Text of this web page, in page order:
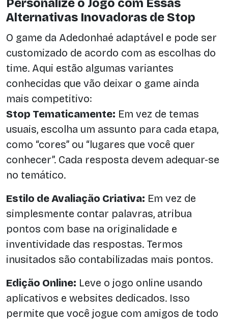
Personalize o Jogo com Essas
Alternativas Inovadoras de Stop
O game da Adedonhaé adaptável e pode ser
customizado de acordo com as escolhas do
time. Aqui estão algumas variantes
conhecidas que vão deixar o game ainda
mais competitivo:
Stop Tematicamente: Em vez de temas
usuais, escolha um assunto para cada etapa,
como “cores” ou “lugares que você quer
conhecer”. Cada resposta devem adequar-se
no temático.
Estilo de Avaliação Criativa: Em vez de
simplesmente contar palavras, atribua
pontos com base na originalidade e
inventividade das respostas. Termos
inusitados são contabilizadas mais pontos.
Edição Online: Leve o jogo online usando
aplicativos e websites dedicados. Isso
permite que você jogue com amigos de todo